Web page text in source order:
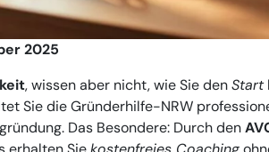
2025
, wissen aber nicht, wie Sie denStart
Sie die Gründerhilfe-NRW
Das Besondere: Durch den